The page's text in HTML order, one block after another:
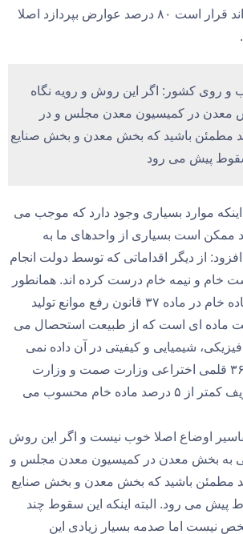
که اگر صادر کننده بداند قرار است ۸۰ درصد عوارض بپردازد اصلا
و روی کشور: اگر این روش و رویه نگاه
معدن در کمیسیون معدن مجلس و در
مطمئن باشید که بخش معدن و بخش صنایع
پیش می رود
اینکه موارد بسیاری وجود دارد که موجب می
ممکن است بسیاری از واحدهای ما به
از دیگر اقداماتی که توسط دولت انجام
خام و نیمه خام درست کرده اند. همانطور
که می دانید تعریف ماده خام در ماده ۳۷ قانون رفع موانع تولید
ماده ای است که از طبیعت استحصال می
شیمیایی و کیفیتی در آن داده نمی
شود. اگر در لیست ۳۶۸ قلمی اختراعی وزارت صمت و وزارت
اقتصاد بینید با این تعریف کمتر از ۵ درصد ماده خام محسوب می
تفاسیر اوضاع اصلا خوب نیست و اگر این روش
به بخش معدن در کمیسیون معدن مجلس و
مطمئن باشید که بخش معدن و بخش صنایع
می رود. البته اینکه این سقوط چند
نیست اما صدمه بسیار زیادی این